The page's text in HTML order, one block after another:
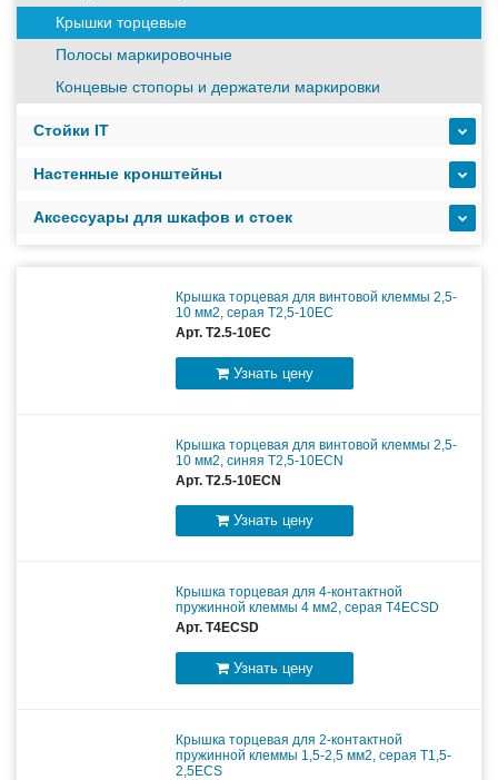
ИБП с мощным зарядным устройством и
зависимости от подключаемых внешних АКБ
подстанций
Крышки торцевые
Полосы маркировочные
Концевые стопоры и держатели маркировки
Стойки IT
Настенные кронштейны
Аксессуары для шкафов и стоек
Крышка торцевая для винтовой клеммы 2,5-
10 мм2, серая T2,5-10EC
Арт. T2.5-10EC
Узнать цену
Крышка торцевая для винтовой клеммы 2,5-
10 мм2, синяя T2,5-10ECN
Арт. T2.5-10ECN
Узнать цену
Крышка торцевая для 4-контактной
пружинной клеммы 4 мм2, серая T4ECSD
Арт. T4ECSD
Узнать цену
Крышка торцевая для 2-контактной
пружинной клеммы 1,5-2,5 мм2, серая T1,5-
2,5ECS